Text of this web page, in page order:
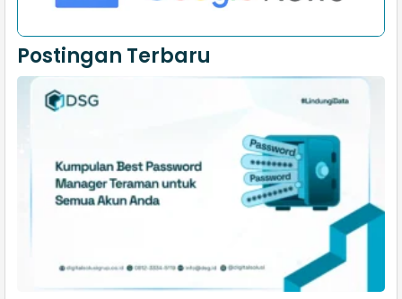
Postingan Terbaru